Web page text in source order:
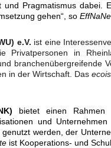
Pragmatismus dabei.
gehen“, so
e.V. ist eine
Privatpersonen in
branchenübergreifende
in der Wirtschaft. Das
bietet einen Rahmen
und
werden, der
ist Kooperations- und